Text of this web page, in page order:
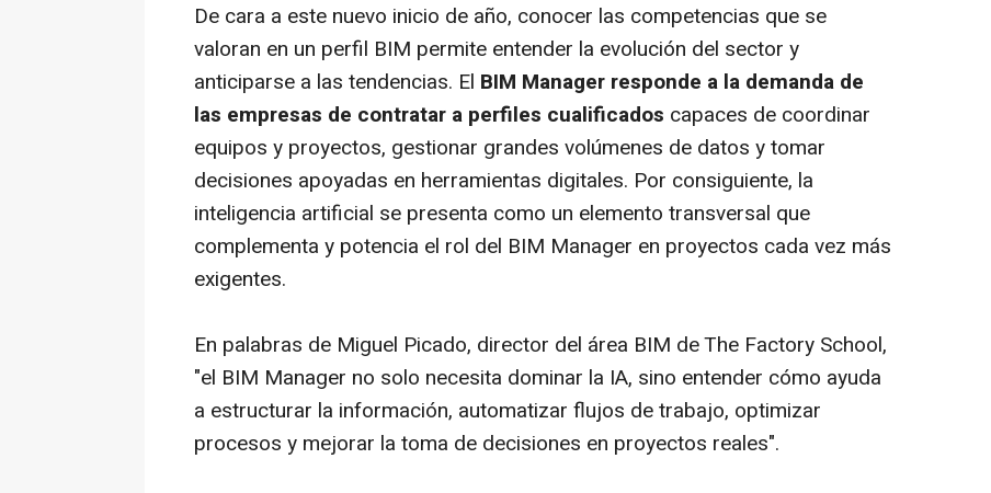
De cara a este nuevo inicio de año, conocer las competencias que se
valoran en un perfil BIM permite entender la evolución del sector y
anticiparse a las tendencias. El BIM Manager responde a la demanda de
las empresas de contratar a perfiles cualificados capaces de coordinar
equipos y proyectos, gestionar grandes volúmenes de datos y tomar
decisiones apoyadas en herramientas digitales. Por consiguiente, la
inteligencia artificial se presenta como un elemento transversal que
complementa y potencia el rol del BIM Manager en proyectos cada vez más
exigentes.
En palabras de Miguel Picado, director del área BIM de The Factory School,
"el BIM Manager no solo necesita dominar la IA, sino entender cómo ayuda
a estructurar la información, automatizar flujos de trabajo, optimizar
procesos y mejorar la toma de decisiones en proyectos reales".